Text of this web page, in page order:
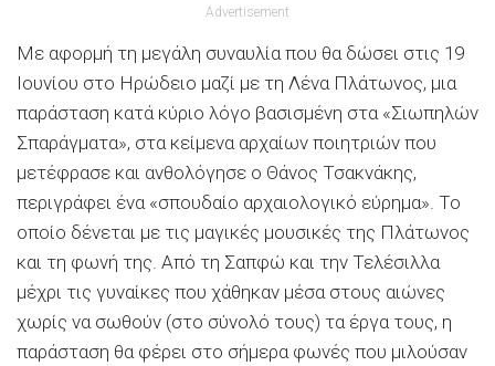
Advertisement
Με αφορμή τη μεγάλη συναυλία που θα δώσει στις 19
Ιουνίου στο Ηρώδειο μαζί με τη Λένα Πλάτωνος, μια
παράσταση κατά κύριο λόγο βασισμένη στα «Σιωπηλών
Σπαράγματα», στα κείμενα αρχαίων ποιητριών που
μετέφρασε και ανθολόγησε ο Θάνος Τσακνάκης,
περιγράφει ένα «σπουδαίο αρχαιολογικό εύρημα». Το
οποίο δένεται με τις μαγικές μουσικές της Πλάτωνος
και τη φωνή της. Από τη Σαπφώ και την Τελέσιλλα
μέχρι τις γυναίκες που χάθηκαν μέσα στους αιώνες
χωρίς να σωθούν (στο σύνολό τους) τα έργα τους, η
παράσταση θα φέρει στο σήμερα φωνές που μιλούσαν